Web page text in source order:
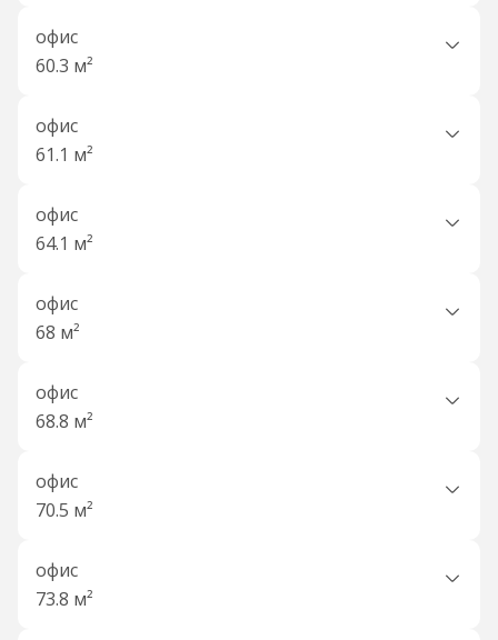
офис
60.3 м²
офис
61.1 м²
офис
64.1 м²
офис
68 м²
офис
68.8 м²
офис
70.5 м²
офис
73.8 м²